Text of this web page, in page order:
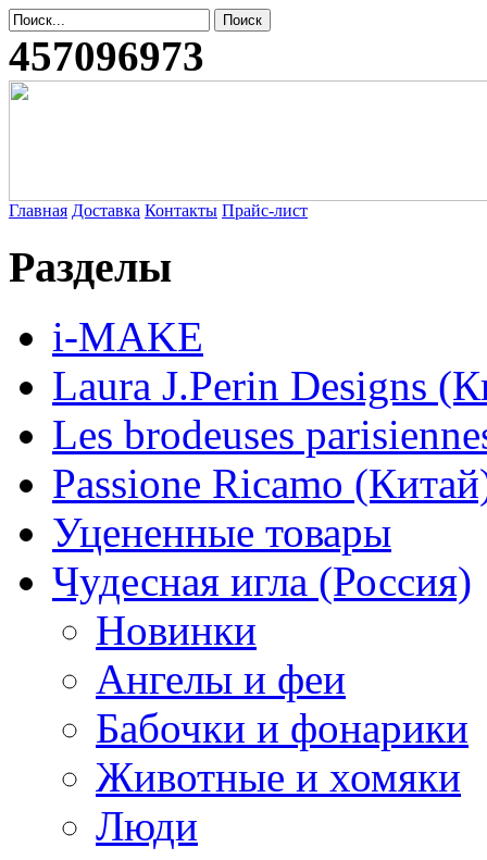
457096973
Главная Доставка Контакты Прайс-лист
Разделы
i-MAKE
Laura J.Perin Designs
Les brodeuses
Passione Ricamo
Уцененные товары
Чудесная игла (Россия)
Новинки
Ангелы и феи
Бабочки и фонарики
Животные и хомяки
Люди